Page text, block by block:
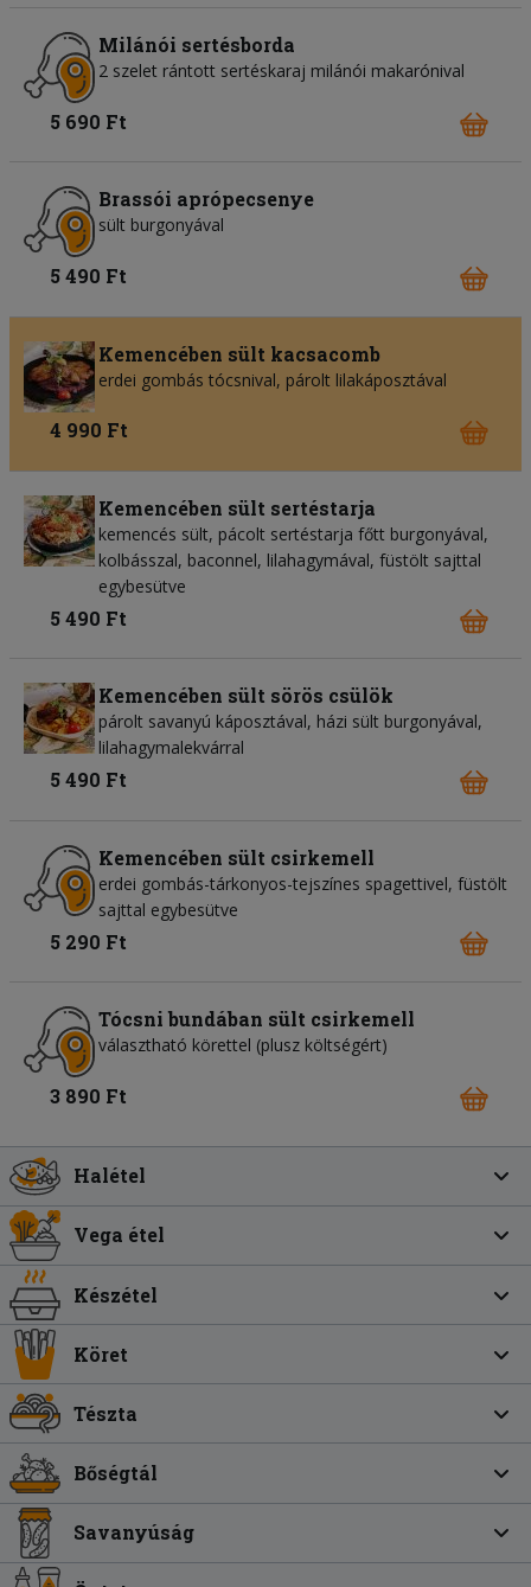
Milánói sertésborda
2 szelet rántott sertéskaraj milánói makarónival
5 690 Ft
Brassói aprópecsenye
sült burgonyával
5 490 Ft
Kemencében sült kacsacomb
erdei gombás tócsnival, párolt lilakáposztával
4 990 Ft
Kemencében sült sertéstarja
kemencés sült, pácolt sertéstarja főtt burgonyával,
kolbásszal, baconnel, lilahagymával, füstölt sajttal
egybesütve
5 490 Ft
Kemencében sült sörös csülök
párolt savanyú káposztával, házi sült burgonyával,
lilahagymalekvárral
5 490 Ft
Kemencében sült csirkemell
erdei gombás-tárkonyos-tejszínes spagettivel, füstölt
sajttal egybesütve
5 290 Ft
Tócsni bundában sült csirkemell
választható körettel (plusz költségért)
3 890 Ft
Halétel
Vega étel
Készétel
Köret
Tészta
Bőségtál
Savanyúság